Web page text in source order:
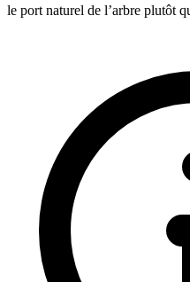
le port naturel de l’arbre plutôt